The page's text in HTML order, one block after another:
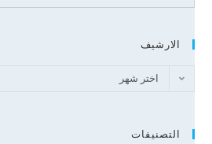
الارشيف
اختر شهر
التصنيفات